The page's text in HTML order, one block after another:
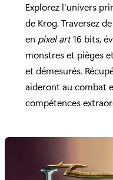
Explorez l'univers
de Krog. Traversez
en pixel art16 bits,
monstres et pièges
et démesurés.
aideront au combat
compétences